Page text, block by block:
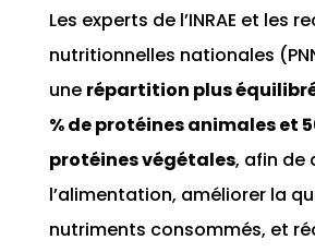
Les experts de l’INRAE et les
nutritionnelles nationales
une répartition plus
% de protéines animales et
protéines végétales, afin de
l’alimentation, améliorer la
nutriments consommés, et